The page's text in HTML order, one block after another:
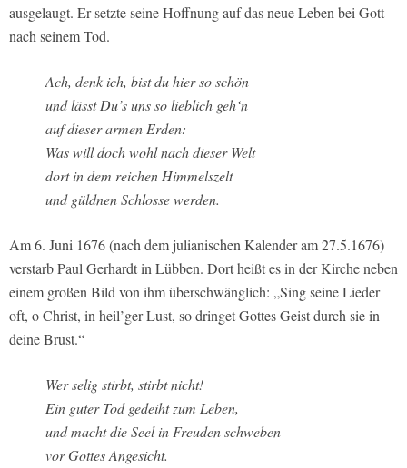
ausgelaugt. Er setzte seine Hoffnung auf das neue Leben bei Gott
nach seinem Tod.
Ach, denk ich, bist du hier so schön
und lässt Du’s uns so lieblich geh‘n
auf dieser armen Erden:
Was will doch wohl nach dieser Welt
dort in dem reichen Himmelszelt
und güldnen Schlosse werden.
Am 6. Juni 1676 (nach dem julianischen Kalender am 27.5.1676)
verstarb Paul Gerhardt in Lübben. Dort heißt es in der Kirche neben
einem großen Bild von ihm überschwänglich: „Sing seine Lieder
oft, o Christ, in heil’ger Lust, so dringet Gottes Geist durch sie in
deine Brust.“
Wer selig stirbt, stirbt nicht!
Ein guter Tod gedeiht zum Leben,
und macht die Seel in Freuden schweben
vor Gottes Angesicht.